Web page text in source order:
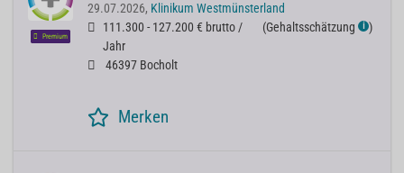
Premium
29.07.2026, Klinikum Westmünsterland
111.300 - 127.200 € brutto /
Jahr
(Gehaltsschätzung ℹ )
46397 Bocholt
Merken